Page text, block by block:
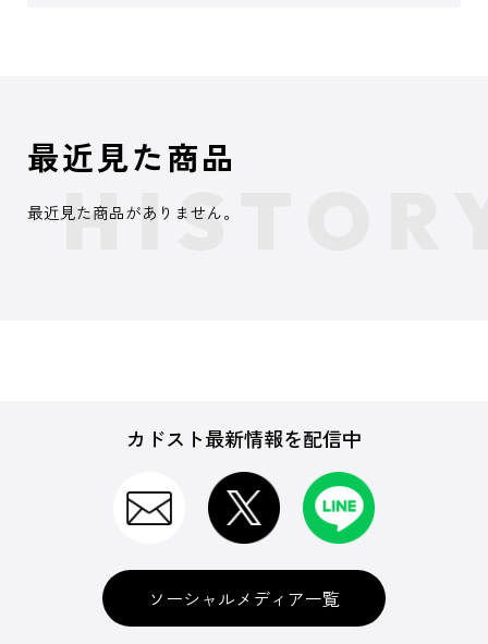
最近見た商品
最近見た商品がありません。
カドスト最新情報を配信中
ソーシャルメディア一覧